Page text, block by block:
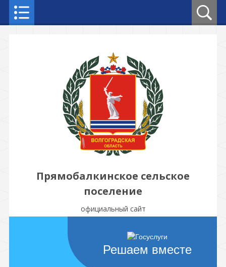
Прямобалкинское сельское
поселение
официальный сайт
Решаем вместе